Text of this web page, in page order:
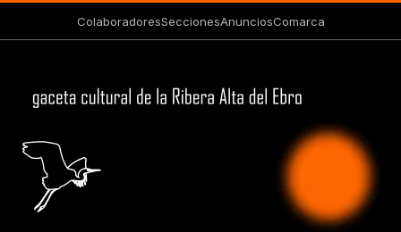
ColaboradoresSeccionesAnunciosComarca